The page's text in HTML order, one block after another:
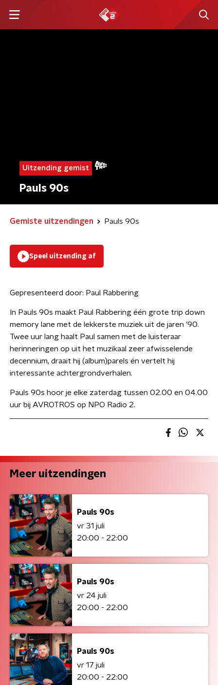
Uitzending gemist
Pauls 90s
Gemiste uitzendingen Pauls 90s
Speel uitzending af
Gepresenteerd door: Paul Rabbering
In Pauls 90s maakt Paul Rabbering één grote trip down
memory lane met de lekkerste muziek uit de jaren ’90.
Twee uur lang haalt Paul samen met de luisteraar
herinneringen op uit het muzikaal zeer afwisselende
decennium, draait hij (album)parels én vertelt hij
interessante achtergrondverhalen.
Pauls 90s hoor je elke zaterdag tussen 02.00 en 04.00
uur bij AVROTROS op NPO Radio 2.
Meer uitzendingen
Pauls 90s
vr 31 juli
20:00 - 22:00
Pauls 90s
vr 24 juli
20:00 - 22:00
Pauls 90s
vr 17 juli
20:00 - 22:00